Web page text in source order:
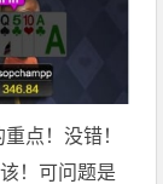
点！没错！
！可问题是